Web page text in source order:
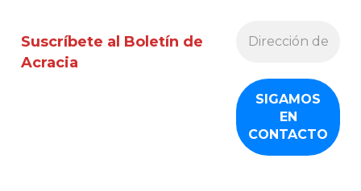
Suscríbete al Boletín de
Acracia